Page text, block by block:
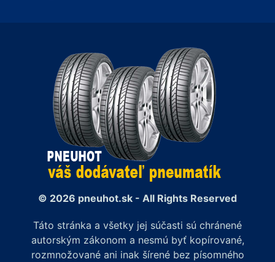
© 2026 pneuhot.sk - All Rights Reserved
Táto stránka a všetky jej súčasti sú chránené
autorským zákonom a nesmú byť kopírované,
rozmnožované ani inak šírené bez písomného